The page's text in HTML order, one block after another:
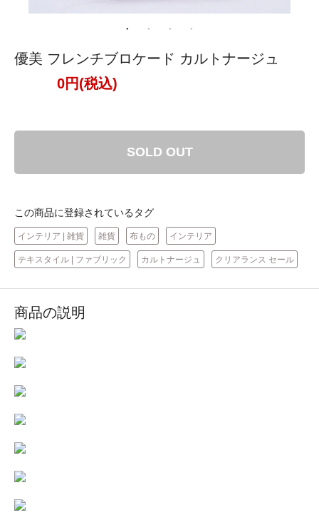
優美 フレンチブロケード カルトナージュ
0円(税込)
SOLD OUT
この商品に登録されているタグ
インテリア | 雑貨 雑貨 布もの インテリア
テキスタイル | ファブリック カルトナージュ クリアランス セール
商品の説明